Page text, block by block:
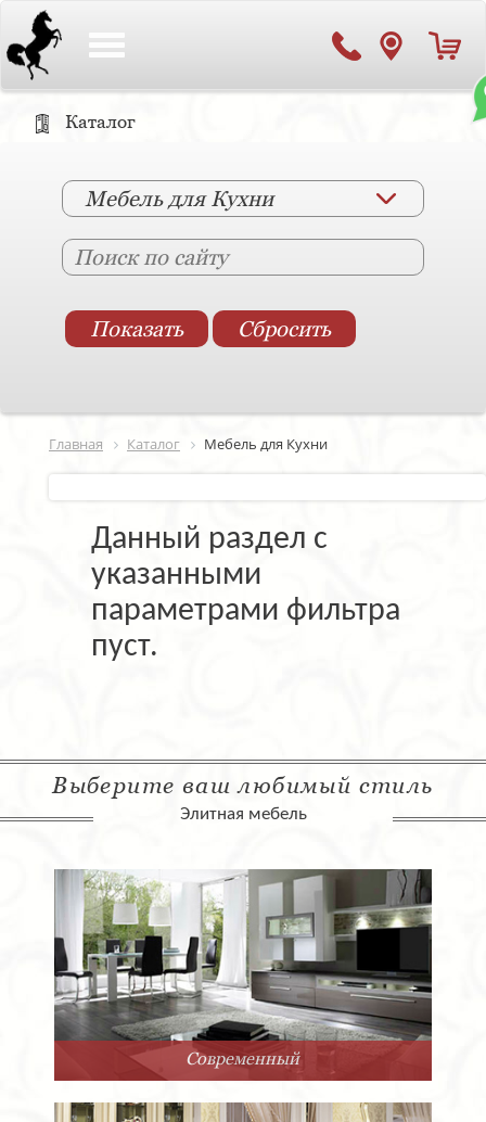
Каталог
Мебель для Кухни
Главная Каталог Мебель для Кухни
Данный раздел с
указанными
параметрами фильтра
пуст.
Выберите ваш любимый стиль
Элитная мебель
Современный